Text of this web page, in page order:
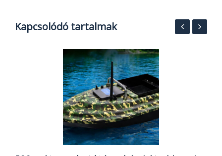
Kapcsolódó tartalmak